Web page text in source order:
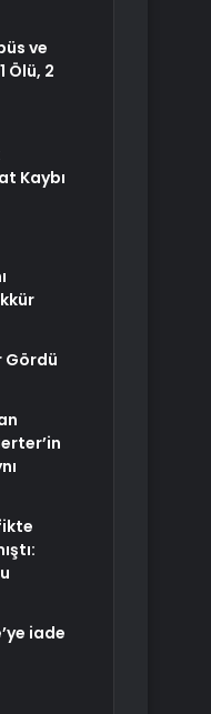
ve
Ölü, 2
Kaybı
Gördü
iade